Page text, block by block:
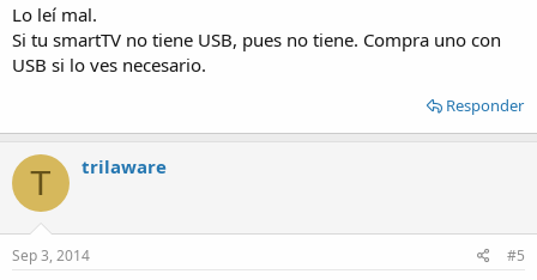
Lo leí mal.
Si tu smartTV no tiene USB, pues no tiene. Compra uno con
USB si lo ves necesario.
Responder
T trilaware
Sep 3, 2014 #5